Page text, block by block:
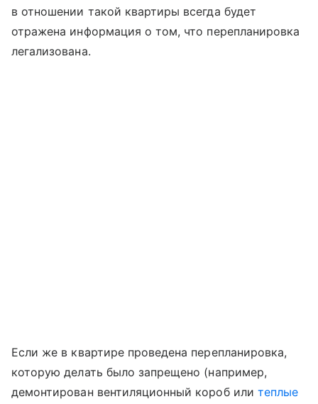
в отношении такой квартиры всегда будет
отражена информация о том, что перепланировка
легализована.
Если же в квартире проведена перепланировка,
которую делать было запрещено (например,
демонтирован вентиляционный короб или теплые